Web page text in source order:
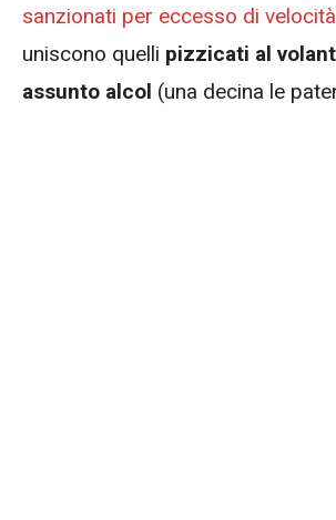
sanzionati per eccesso di velocità
uniscono quelli pizzicati al
assunto alcol (una decina le